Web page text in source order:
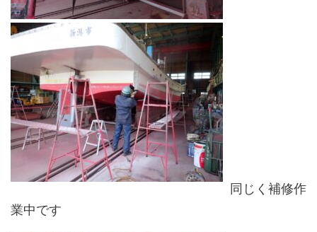
同じく補修作
業中です